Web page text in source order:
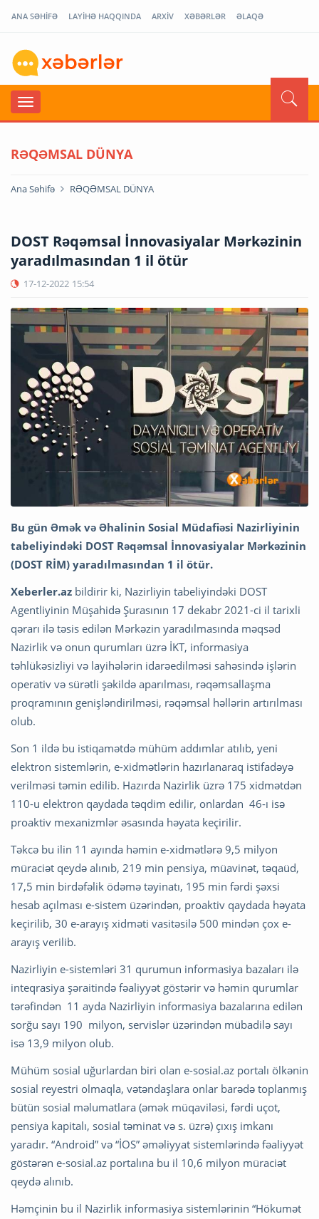
ANA SƏHİFƏ LAYİHƏ HAQQINDA ARXİV XƏBƏRLƏR ƏLAQƏ
RƏQƏMSAL DÜNYA
Ana Səhifə RƏQƏMSAL DÜNYA
DOST Rəqəmsal İnnovasiyalar Mərkəzinin
yaradılmasından 1 il ötür
17-12-2022 15:54
Bu gün Əmək və Əhalinin Sosial Müdafiəsi Nazirliyinin
tabeliyindəki DOST Rəqəmsal İnnovasiyalar Mərkəzinin
(DOST RİM) yaradılmasından 1 il ötür.
Xeberler.az bildirir ki, Nazirliyin tabeliyindəki DOST
Agentliyinin Müşahidə Şurasının 17 dekabr 2021-ci il tarixli
qərarı ilə təsis edilən Mərkəzin yaradılmasında məqsəd
Nazirlik və onun qurumları üzrə İKT, informasiya
təhlükəsizliyi və layihələrin idarəedilməsi sahəsində işlərin
operativ və sürətli şəkildə aparılması, rəqəmsallaşma
proqramının genişləndirilməsi, rəqəmsal həllərin artırılması
olub.
Son 1 ildə bu istiqamətdə mühüm addımlar atılıb, yeni
elektron sistemlərin, e-xidmətlərin hazırlanaraq istifadəyə
verilməsi təmin edilib. Hazırda Nazirlik üzrə 175 xidmətdən
110-u elektron qaydada təqdim edilir, onlardan 46-ı isə
proaktiv mexanizmlər əsasında həyata keçirilir.
Təkcə bu ilin 11 ayında həmin e-xidmətlərə 9,5 milyon
müraciət qeydə alınıb, 219 min pensiya, müavinət, təqaüd,
17,5 min birdəfəlik ödəmə təyinatı, 195 min fərdi şəxsi
hesab açılması e-sistem üzərindən, proaktiv qaydada həyata
keçirilib, 30 e-arayış xidməti vasitəsilə 500 mindən çox e-
arayış verilib.
Nazirliyin e-sistemləri 31 qurumun informasiya bazaları ilə
inteqrasiya şəraitində fəaliyyət göstərir və həmin qurumlar
tərəfindən 11 ayda Nazirliyin informasiya bazalarına edilən
sorğu sayı 190 milyon, servislər üzərindən mübadilə sayı
isə 13,9 milyon olub.
Mühüm sosial uğurlardan biri olan e-sosial.az portalı ölkənin
sosial reyestri olmaqla, vətəndaşlara onlar barədə toplanmış
bütün sosial məlumatlara (əmək müqaviləsi, fərdi uçot,
pensiya kapitalı, sosial təminat və s. üzrə) çıxış imkanı
yaradır. “Android” və “İOS” əməliyyat sistemlərində fəaliyyət
göstərən e-sosial.az portalına bu il 10,6 milyon müraciət
qeydə alınıb.
Həmçinin bu il Nazirlik informasiya sistemlərinin “Hökumət